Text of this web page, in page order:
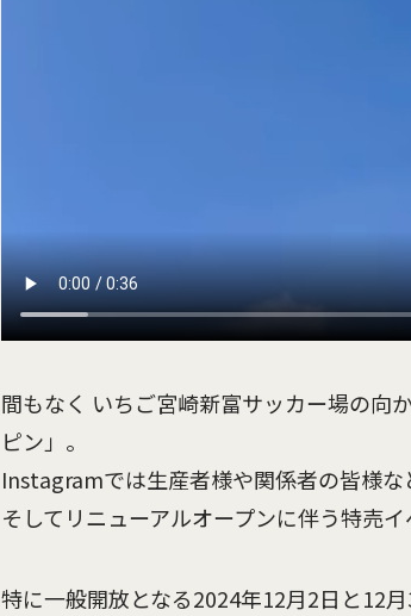
間もなく いちご宮崎新富サッカー場の向
ピン」。
Instagramでは生産者様や関係者の皆様
そしてリニューアルオープンに伴う特売
特に一般開放となる2024年12月2日と12